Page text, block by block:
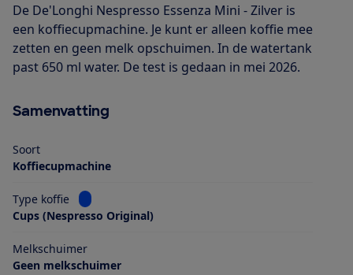
De De'Longhi Nespresso Essenza Mini - Zilver is
een koffiecupmachine. Je kunt er alleen koffie mee
zetten en geen melk opschuimen. In de watertank
past 650 ml water. De test is gedaan in mei 2026.
Samenvatting
Soort
Koffiecupmachine
Type koffie
Bekijk informatie voor Type koffie
Cups (Nespresso Original)
Melkschuimer
Geen melkschuimer